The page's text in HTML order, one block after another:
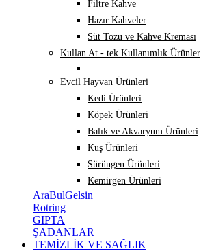
Filtre Kahve
Hazır Kahveler
Süt Tozu ve Kahve Kreması
Kullan At - tek Kullanımlık Ürünler
Evcil Hayvan Ürünleri
Kedi Ürünleri
Köpek Ürünleri
Balık ve Akvaryum Ürünleri
Kuş Ürünleri
Sürüngen Ürünleri
Kemirgen Ürünleri
AraBulGelsin
Rotring
GIPTA
ŞADANLAR
TEMİZLİK VE SAĞLIK